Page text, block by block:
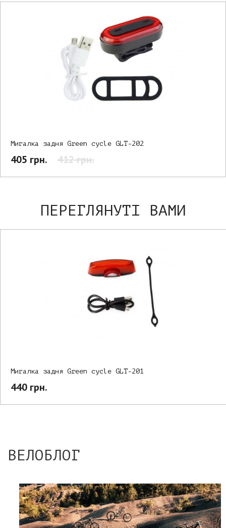
Мигалка задня Green cycle GLT-202
405 грн. 412 грн.
ПЕРЕГЛЯНУТІ ВАМИ
Мигалка задня Green cycle GLT-201
440 грн.
ВЕЛОБЛОГ